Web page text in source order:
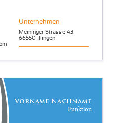
Meininger Strasse 43
66550 Illingen
Unternehmen
Funktion
Vorname Nachname